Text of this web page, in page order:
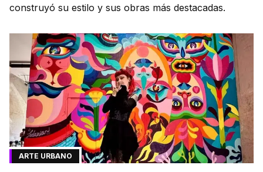
construyó su estilo y sus obras más destacadas.
ARTE URBANO